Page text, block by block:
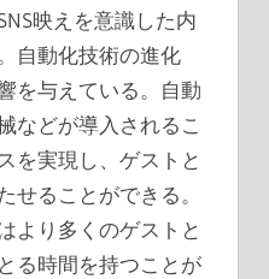
映えを意識した内
自動化技術の進化
を与えている。自動
などが導入されるこ
を実現し、ゲストと
せることができる。
より多くのゲストと
る時間を持つことが